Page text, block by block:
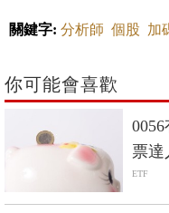
關鍵字: 分析師 個股 加
你可能會喜歡
票達
進20%
ETF